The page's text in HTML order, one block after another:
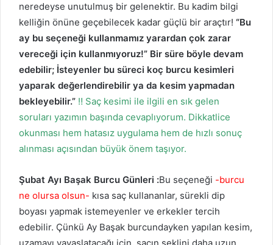
neredeyse unutulmuş bir gelenektir. Bu kadim bilgi
kelliğin önüne geçebilecek kadar güçlü bir araçtır! “Bu
ay bu seçeneği kullanmamız yarardan çok zarar
vereceği için kullanmıyoruz!” Bir süre böyle devam
edebilir; İsteyenler bu süreci koç burcu kesimleri
yaparak değerlendirebilir ya da kesim yapmadan
bekleyebilir.” ‼️ Saç kesimi ile ilgili en sık gelen
soruları yazımın başında cevaplıyorum. Dikkatlice
okunması hem hatasız uygulama hem de hızlı sonuç
alınması açısından büyük önem taşıyor.
Şubat Ayı Başak Burcu Günleri :Bu seçeneği -burcu
ne olursa olsun- kısa saç kullananlar, sürekli dip
boyası yapmak istemeyenler ve erkekler tercih
edebilir. Çünkü Ay Başak burcundayken yapılan kesim,